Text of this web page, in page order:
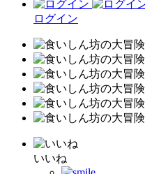
ログイン
いいね